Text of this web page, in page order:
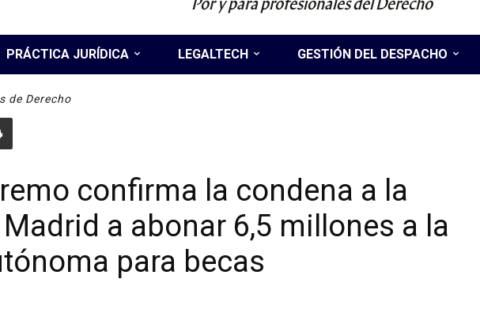
PRÁCTICA JURÍDICA LEGALTECH GESTIÓN DEL DESPACHO
de Derecho
confirma la condena a la
a abonar 6,5 millones a la
para becas